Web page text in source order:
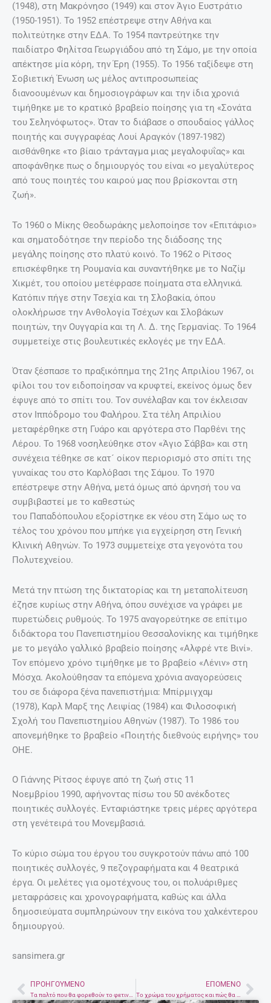
(1948), στη Μακρόνησο (1949) και στον Άγιο Ευστράτιο
(1950-1951). Το 1952 επέστρεψε στην Αθήνα και
πολιτεύτηκε στην ΕΔΑ. Το 1954 παντρεύτηκε την
παιδίατρο Φηλίτσα Γεωργιάδου από τη Σάμο, με την οποία
απέκτησε μία κόρη, την Έρη (1955). Το 1956 ταξίδεψε στη
Σοβιετική Ένωση ως μέλος αντιπροσωπείας
διανοουμένων και δημοσιογράφων και την ίδια χρονιά
τιμήθηκε με το κρατικό βραβείο ποίησης για τη «Σονάτα
του Σεληνόφωτος». Όταν το διάβασε ο σπουδαίος γάλλος
ποιητής και συγγραφέας Λουί Αραγκόν (1897-1982)
αισθάνθηκε «το βίαιο τράνταγμα μιας μεγαλοφυΐας» και
αποφάνθηκε πως ο δημιουργός του είναι «ο μεγαλύτερος
από τους ποιητές του καιρού μας που βρίσκονται στη
ζωή».
Το 1960 ο Μίκης Θεοδωράκης μελοποίησε τον «Επιτάφιο»
και σηματοδότησε την περίοδο της διάδοσης της
μεγάλης ποίησης στο πλατύ κοινό. Το 1962 ο Ρίτσος
επισκέφθηκε τη Ρουμανία και συναντήθηκε με το Ναζίμ
Χικμέτ, του οποίου μετέφρασε ποίηματα στα ελληνικά.
Κατόπιν πήγε στην Τσεχία και τη Σλοβακία, όπου
ολοκλήρωσε την Ανθολογία Τσέχων και Σλοβάκων
ποιητών, την Ουγγαρία και τη Λ. Δ. της Γερμανίας. Το 1964
συμμετείχε στις βουλευτικές εκλογές με την ΕΔΑ.
Όταν ξέσπασε το πραξικόπημα της 21ης Απριλίου 1967, οι
φίλοι του τον ειδοποίησαν να κρυφτεί, εκείνος όμως δεν
έφυγε από το σπίτι του. Τον συνέλαβαν και τον έκλεισαν
στον Ιππόδρομο του Φαλήρου. Στα τέλη Απριλίου
μεταφέρθηκε στη Γυάρο και αργότερα στο Παρθένι της
Λέρου. Το 1968 νοσηλεύθηκε στον «Άγιο Σάββα» και στη
συνέχεια τέθηκε σε κατ´ οίκον περιορισμό στο σπίτι της
γυναίκας του στο Καρλόβασι της Σάμου. Το 1970
επέστρεψε στην Αθήνα, μετά όμως από άρνησή του να
συμβιβαστεί με το καθεστώς
του Παπαδόπουλου εξορίστηκε εκ νέου στη Σάμο ως το
τέλος του χρόνου που μπήκε για εγχείρηση στη Γενική
Κλινική Αθηνών. Το 1973 συμμετείχε στα γεγονότα του
Πολυτεχνείου.
Μετά την πτώση της δικτατορίας και τη μεταπολίτευση
έζησε κυρίως στην Αθήνα, όπου συνέχισε να γράφει με
πυρετώδεις ρυθμούς. Το 1975 αναγορεύτηκε σε επίτιμο
διδάκτορα του Πανεπιστημίου Θεσσαλονίκης και τιμήθηκε
με το μεγάλο γαλλικό βραβείο ποίησης «Αλφρέ ντε Βινί».
Τον επόμενο χρόνο τιμήθηκε με το βραβείο «Λένιν» στη
Μόσχα. Ακολούθησαν τα επόμενα χρόνια αναγορεύσεις
του σε διάφορα ξένα πανεπιστήμια: Μπίρμιγχαμ
(1978), Καρλ Μαρξ της Λειψίας (1984) και Φιλοσοφική
Σχολή του Πανεπιστημίου Αθηνών (1987). Το 1986 του
απονεμήθηκε το βραβείο «Ποιητής διεθνούς ειρήνης» του
ΟΗΕ.
Ο Γιάννης Ρίτσος έφυγε από τη ζωή στις 11
Νοεμβρίου 1990, αφήνοντας πίσω του 50 ανέκδοτες
ποιητικές συλλογές. Ενταφιάστηκε τρεις μέρες αργότερα
στη γενέτειρά του Μονεμβασιά.
Το κύριο σώμα του έργου του συγκροτούν πάνω από 100
ποιητικές συλλογές, 9 πεζογραφήματα και 4 θεατρικά
έργα. Οι μελέτες για ομοτέχνους του, οι πολυάριθμες
μεταφράσεις και χρονογραφήματα, καθώς και άλλα
δημοσιεύματα συμπληρώνουν την εικόνα του χαλκέντερου
δημιουργού.
sansimera.gr
Prev
ΠΡΟΗΓΟΎΜΕΝΟ ΕΠΌΜΕΝΟ